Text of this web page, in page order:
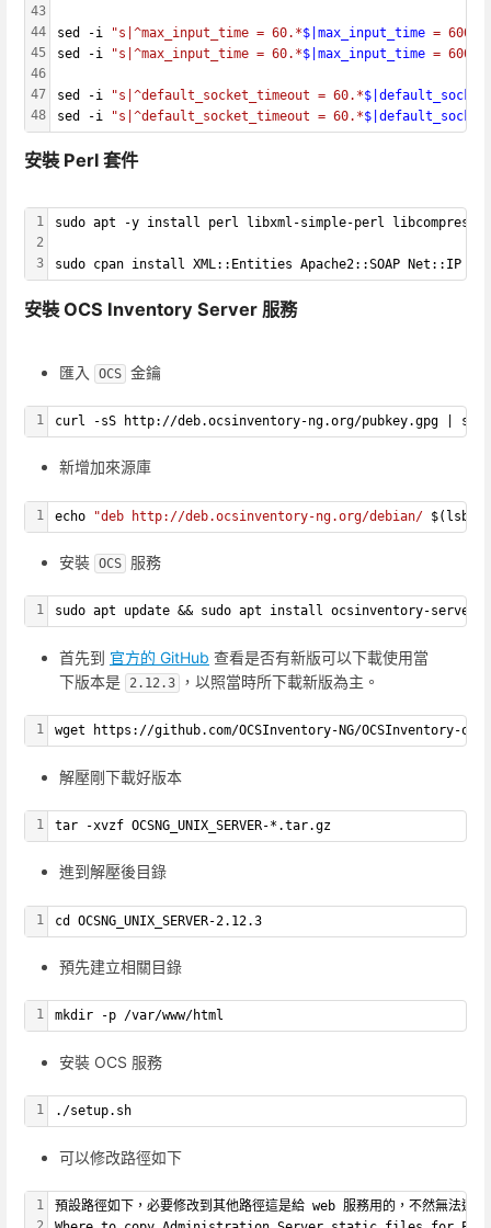
43
44
45
46
47
48
sed -i "s|^max_input_time = 60.*$|max_input_time = 600|"
sed -i
"s|^max_input_time = 60.*$|max_input_time = 600|"
sed -i "s|^default_socket_timeout = 60.*
sed -i
"s|^default_socket_timeout = 60.*
安裝 Perl 套件
1
2
3
sudo apt -y install perl libxml-simple-perl
sudo cpan install XML::Entities Apache2::SOAP Net::IP
安裝 OCS Inventory Server 服務
匯入 OCS 金鑰
1 curl -sS http://deb.ocsinventory-ng.org/pubkey.gpg |
新增加來源庫
1 echo "deb http://deb.ocsinventory-ng.org/debian/
安裝 OCS 服務
1 sudo apt update && sudo apt install ocsinventory-server
首先到 官方的 GitHub 查看是否有新版可以下載使用當
下版本是
2.12.3 ，以照當時所下載新版為主。
1 wget https://github.com/OCSInventory-NG/OCSInventory-
解壓剛下載好版本
1 tar -xvzf OCSNG_UNIX_SERVER-*.tar.gz
進到解壓後目錄
1 cd OCSNG_UNIX_SERVER-2.12.3
預先建立相關目錄
1 mkdir -p /var/www/html
安裝 OCS 服務
1 ./setup.sh
可以修改路徑如下
1
預設路徑如下，必要修改到其他路徑這是給 web 服務用的，不然無法連線